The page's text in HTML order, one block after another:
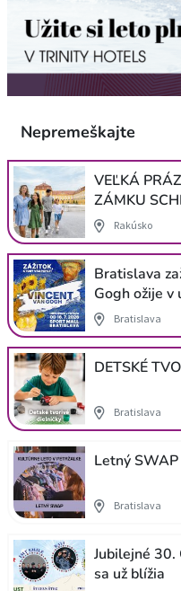
Nepremeškajte
VEĽKÁ
ZÁMKU
Rakúsko
Bratislava
Gogh ožije v
Bratislava
DETSKÉ
Bratislava
Letný SWAP
Bratislava
Jubilejné
sa už blížia